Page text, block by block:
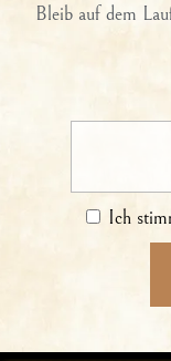
Bleib auf dem
Ich